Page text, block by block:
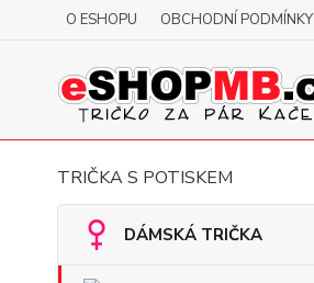
O ESHOPU OBCHODNÍ PODMÍNKY
TRIČKA S POTISKEM
DÁMSKÁ TRIČKA